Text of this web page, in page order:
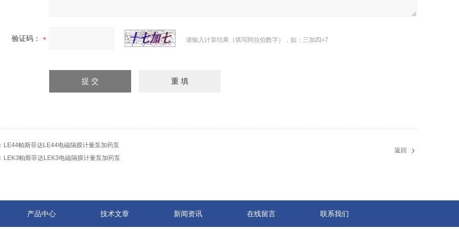
验证码： 请输入计算结果（填写阿拉伯数字），如：三加四=7
LE44帕斯菲达LE44电磁隔膜计量泵加药泵
LEK3帕斯菲达LEK3电磁隔膜计量泵加药泵
返回
产品中心 技术文章 新闻资讯 在线留言 联系我们